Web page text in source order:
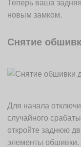
Теперь ваша
новым замком.
Снятие
Для начала
случайного
откройте заднюю
элементы